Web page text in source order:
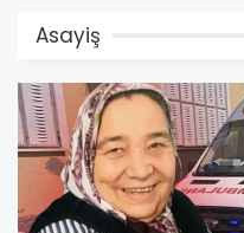
Asayiş